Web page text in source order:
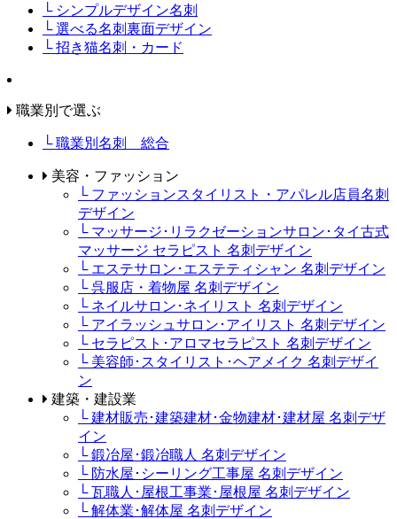
└ シンプルデザイン名刺
└ 選べる名刺裏面デザイン
└ 招き猫名刺・カード
職業別で選ぶ
└ 職業別名刺 総合
美容・ファッション
└ ファッションスタイリスト・アパレル店員名刺
デザイン
└ マッサージ･リラクゼーションサロン･タイ古式
マッサージ セラピスト 名刺デザイン
└ エステサロン･エステティシャン 名刺デザイン
└ 呉服店・着物屋 名刺デザイン
└ ネイルサロン･ネイリスト 名刺デザイン
└ アイラッシュサロン･アイリスト 名刺デザイン
└ セラピスト･アロマセラピスト 名刺デザイン
└ 美容師･スタイリスト･ヘアメイク 名刺デザイ
ン
建築・建設業
└ 建材販売･建築建材･金物建材･建材屋 名刺デザ
イン
└ 鍛冶屋･鍛冶職人 名刺デザイン
└ 防水屋･シーリング工事屋 名刺デザイン
└ 瓦職人･屋根工事業･屋根屋 名刺デザイン
└ 解体業･解体屋 名刺デザイン